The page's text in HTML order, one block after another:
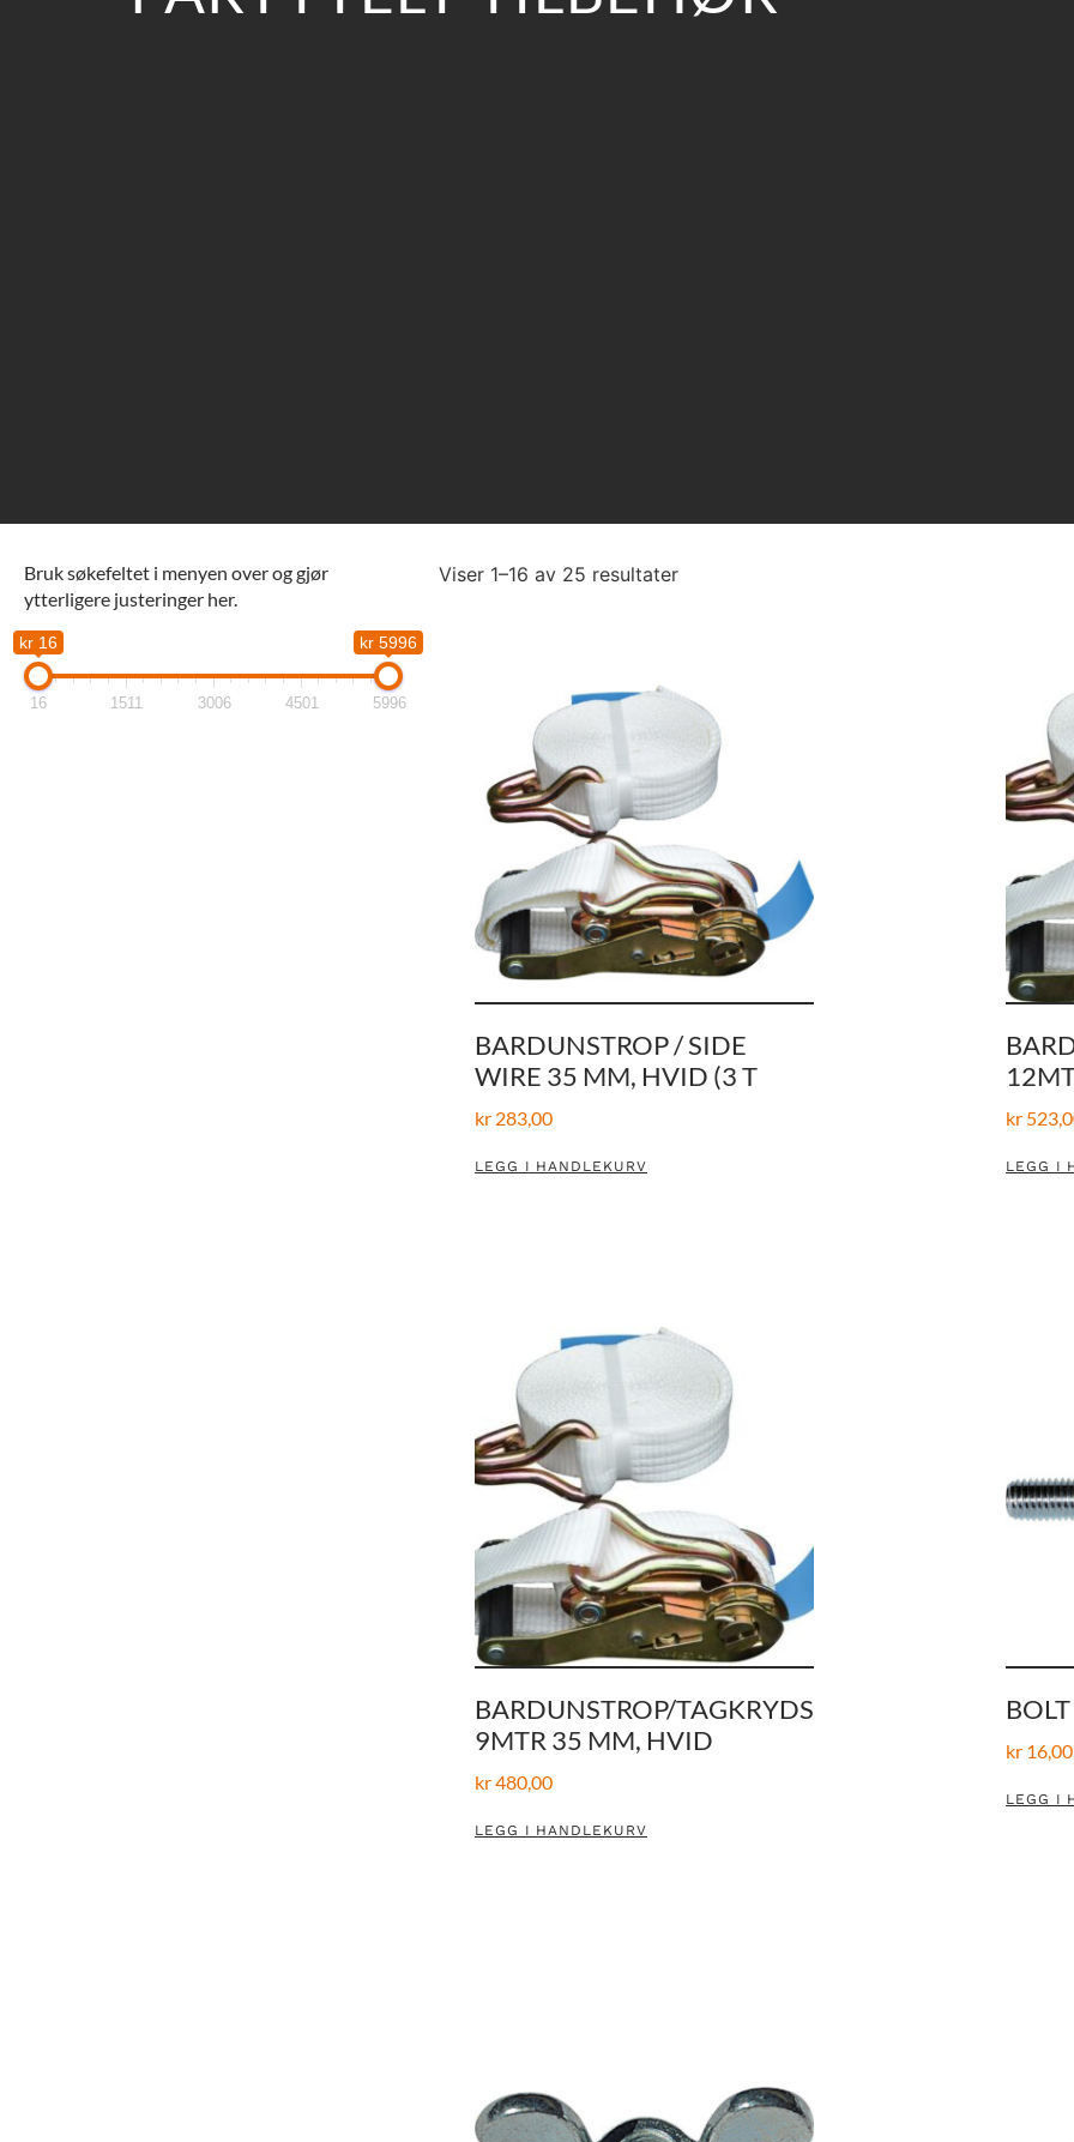
Bruk søkefeltet i menyen over og gjør
ytterligere justeringer her.
kr 16 kr 5996
16 1511 3006 4501 5996
Viser 1–16 av 25 resultater
BARDUNSTROP / SIDE
WIRE 35 MM, HVID (3 T
kr 283,00
LEGG I HANDLEKURV
kr
LEGG I
BARDUNSTROP/TAGKRYDS
9MTR 35 MM, HVID
kr480,00
LEGG I HANDLEKURV
kr 16,00
LEGG I